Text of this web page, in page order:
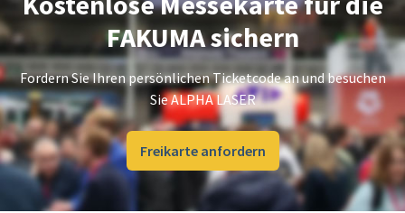
FAKUMA sichern
Fordern Sie Ihren persönlichen Ticketcode an und besuchen
Sie ALPHA LASER
Freikarte anfordern